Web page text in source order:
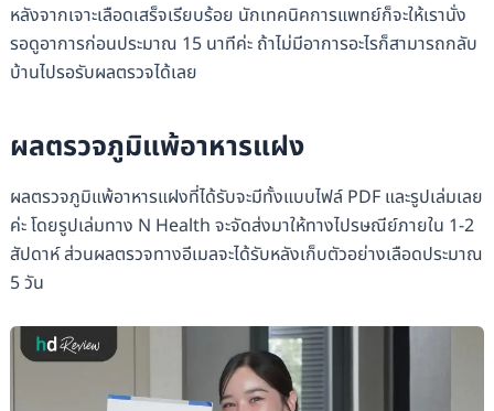
หลังจากเจาะเลือดเสร็จเรียบร้อย นักเทคนิคการแพทย์ก็จะให้เรานั่ง
รอดูอาการก่อนประมาณ 15 นาทีค่ะ ถ้าไม่มีอาการอะไรก็สามารถกลับ
บ้านไปรอรับผลตรวจได้เลย
ผลตรวจภูมิแพ้อาหารแฝง
ผลตรวจภูมิแพ้อาหารแฝงที่ได้รับจะมีทั้งแบบไฟล์ PDF และรูปเล่มเลย
ค่ะ โดยรูปเล่มทาง N Health จะจัดส่งมาให้ทางไปรษณีย์ภายใน 1-2
สัปดาห์ ส่วนผลตรวจทางอีเมลจะได้รับหลังเก็บตัวอย่างเลือดประมาณ
5 วัน